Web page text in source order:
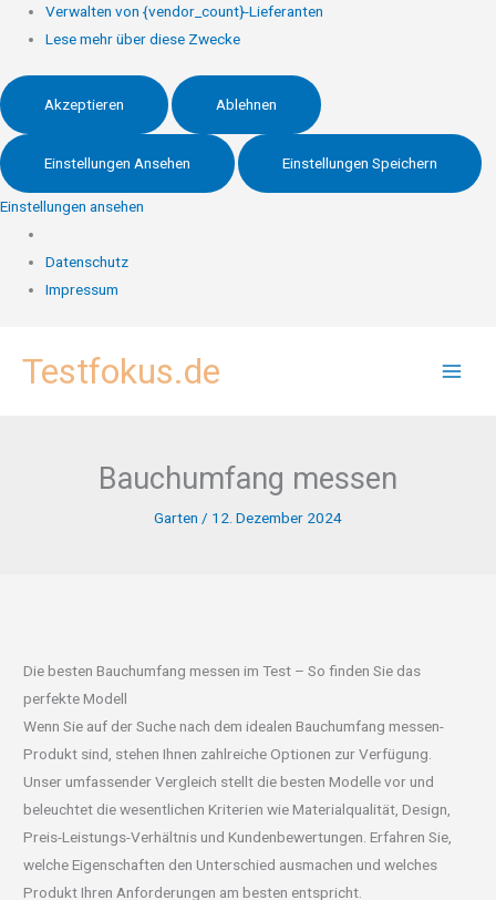
Verwalten von {vendor_count}-Lieferanten
Lese mehr über diese Zwecke
Akzeptieren Ablehnen
Einstellungen Ansehen Einstellungen Speichern
Einstellungen ansehen
Datenschutz
Impressum
InhaltTestfokus.de
Bauchumfang messen
Garten / 12. Dezember 2024
Die besten Bauchumfang messen im Test – So finden Sie das
perfekte Modell
Wenn Sie auf der Suche nach dem idealen Bauchumfang messen-
Produkt sind, stehen Ihnen zahlreiche Optionen zur Verfügung.
Unser umfassender Vergleich stellt die besten Modelle vor und
beleuchtet die wesentlichen Kriterien wie Materialqualität, Design,
Preis-Leistungs-Verhältnis und Kundenbewertungen. Erfahren Sie,
welche Eigenschaften den Unterschied ausmachen und welches
Produkt Ihren Anforderungen am besten entspricht.